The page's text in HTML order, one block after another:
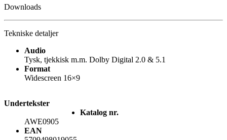
Downloads
Tekniske detaljer
Audio
Tysk, tjekkisk m.m. Dolby Digital 2.0 & 5.1
Format
Widescreen 16×9
Undertekster
Katalog nr.
AWE0905
EAN